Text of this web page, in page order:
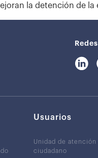
la detención de la
Usuarios
Unidad de atención
ciudadano